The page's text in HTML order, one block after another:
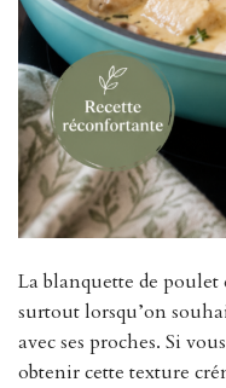
La blanquette de
surtout lorsqu’on
avec ses proches. Si
obtenir cette texture